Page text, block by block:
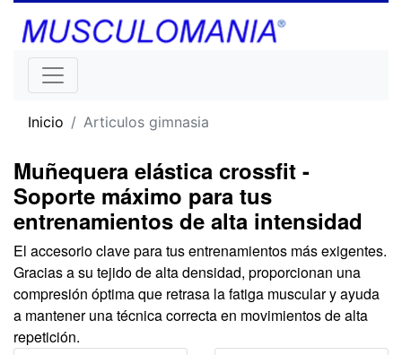
Inicio Articulos gimnasia
Muñequera elástica crossfit -
Soporte máximo para tus
entrenamientos de alta intensidad
El accesorio clave para tus entrenamientos más exigentes.
Gracias a su tejido de alta densidad, proporcionan una
compresión óptima que retrasa la fatiga muscular y ayuda
a mantener una técnica correcta en movimientos de alta
repetición.